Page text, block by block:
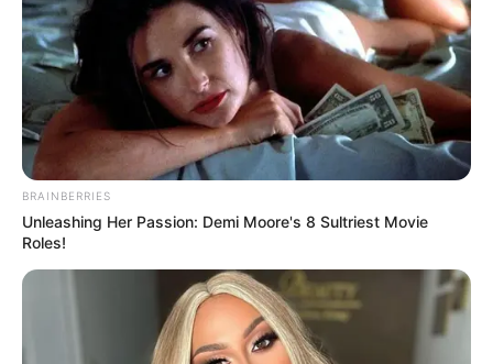
3. Hal positif dari menyukai KPop? Ini salah satunya
BRAINBERRIES
Unleashing Her Passion: Demi Moore's 8 Sultriest Movie
Roles!